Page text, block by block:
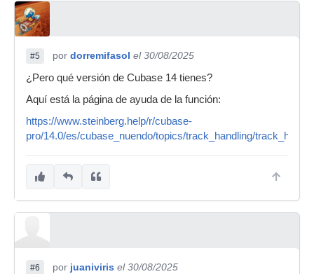
#5 por dorremifasol el 30/08/2025
¿Pero qué versión de Cubase 14 tienes?
Aquí está la página de ayuda de la función:
https://www.steinberg.help/r/cubase-
pro/14.0/es/cubase_nuendo/topics/track_handling/
#6 por juaniviris el 30/08/2025